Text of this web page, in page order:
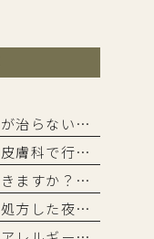
背中やデコルテのニキビが治らないのはなぜ？実は顔とは違う原因が隠れていることも【皮膚科専門医が解説】
ニキビが治らない方へ｜皮膚科で行う保険治療とカスタマイズ処方について
「私の肌でも医療脱毛できますか？」に、皮膚科専門医が正直にお答えします。
デュピクセントを初めて処方した夜〜沖縄の重症アトピー治療の最前線から〜